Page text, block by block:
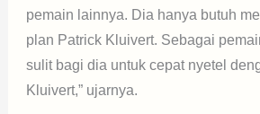
pemain lainnya. Dia hanya butuh
plan Patrick Kluivert. Sebagai
sulit bagi dia untuk cepat nyetel
Kluivert,” ujarnya.